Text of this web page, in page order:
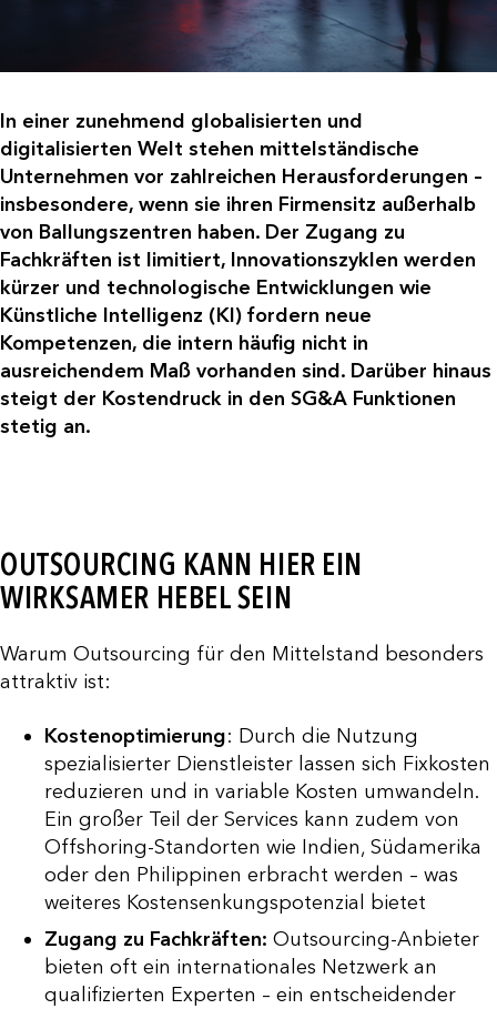
In einer zunehmend globalisierten und
digitalisierten Welt stehen mittelständische
Unternehmen vor zahlreichen Herausforderungen –
insbesondere, wenn sie ihren Firmensitz außerhalb
von Ballungszentren haben. Der Zugang zu
Fachkräften ist limitiert, Innovationszyklen werden
kürzer und technologische Entwicklungen wie
Künstliche Intelligenz (KI) fordern neue
Kompetenzen, die intern häufig nicht in
ausreichendem Maß vorhanden sind. Darüber hinaus
steigt der Kostendruck in den SG&A Funktionen
stetig an.
OUTSOURCING KANN HIER EIN
WIRKSAMER HEBEL SEIN
Warum Outsourcing für den Mittelstand besonders
attraktiv ist:
Kostenoptimierung: Durch die Nutzung
spezialisierter Dienstleister lassen sich Fixkosten
reduzieren und in variable Kosten umwandeln.
Ein großer Teil der Services kann zudem von
Offshoring-Standorten wie Indien, Südamerika
oder den Philippinen erbracht werden – was
weiteres Kostensenkungspotenzial bietet
Zugang zu Fachkräften: Outsourcing-Anbieter
bieten oft ein internationales Netzwerk an
qualifizierten Experten – ein entscheidender